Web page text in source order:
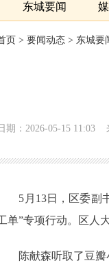
东城要闻
页 > 要闻动态 > 东城要
期：2026-05-15 11:03
5月13日，区委副书
单”专项行动。区人
陈献森听取了豆瓣小